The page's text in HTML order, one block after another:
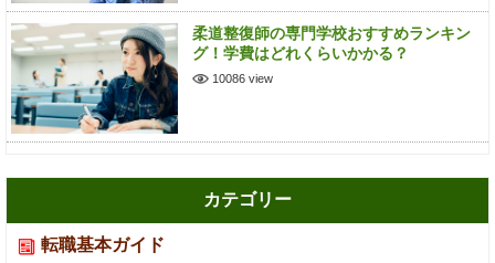
柔道整復師の専門学校おすすめランキン
グ！学費はどれくらいかかる？
10086 view
カテゴリー
転職基本ガイド